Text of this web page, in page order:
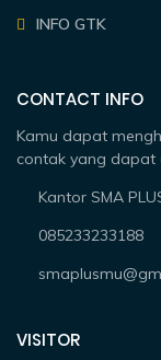
INFO GTK
CONTACT INFO
Kamu dapat
contak yang dapat
Kantor SMA
085233233188
VISITOR